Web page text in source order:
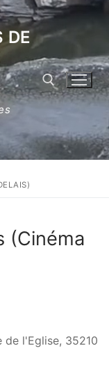
DE
(Cinéma
de l'Eglise, 35210